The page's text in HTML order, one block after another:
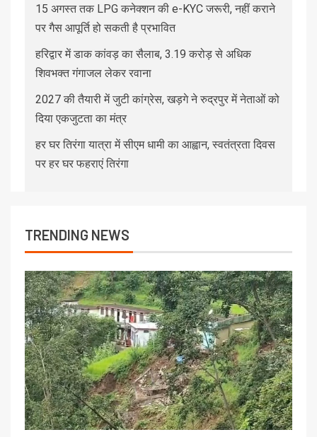
15 अगस्त तक LPG कनेक्शन की e-KYC जरूरी, नहीं कराने
पर गैस आपूर्ति हो सकती है प्रभावित
हरिद्वार में डाक कांवड़ का सैलाब, 3.19 करोड़ से अधिक
शिवभक्त गंगाजल लेकर रवाना
2027 की तैयारी में जुटी कांग्रेस, खड़गे ने रुद्रपुर में नेताओं को
दिया एकजुटता का मंत्र
हर घर तिरंगा यात्रा में सीएम धामी का आह्वान, स्वतंत्रता दिवस
पर हर घर फहराएं तिरंगा
TRENDING NEWS